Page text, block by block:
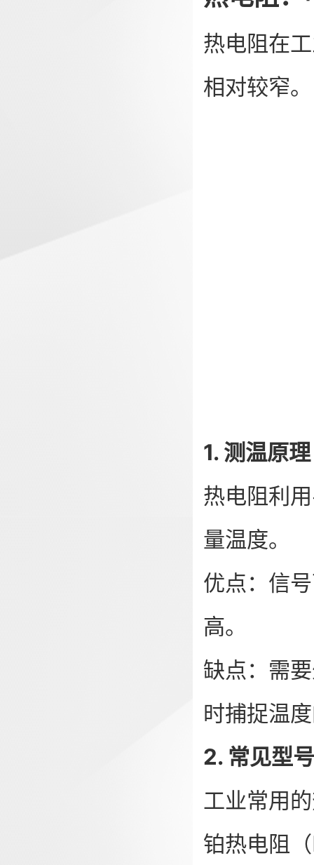
热电阻在
相对较窄。
1. 测温原
热电阻利
量温度。
优点：信
高。
缺点：需
时捕捉温
2. 常见型
工业常用
铂热电阻